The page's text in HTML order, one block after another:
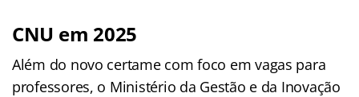
CNU em 2025
Além do novo certame com foco em vagas para
professores, o Ministério da Gestão e da Inovação